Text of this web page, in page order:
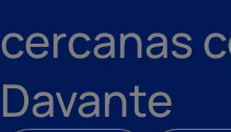
cercanas
Davante